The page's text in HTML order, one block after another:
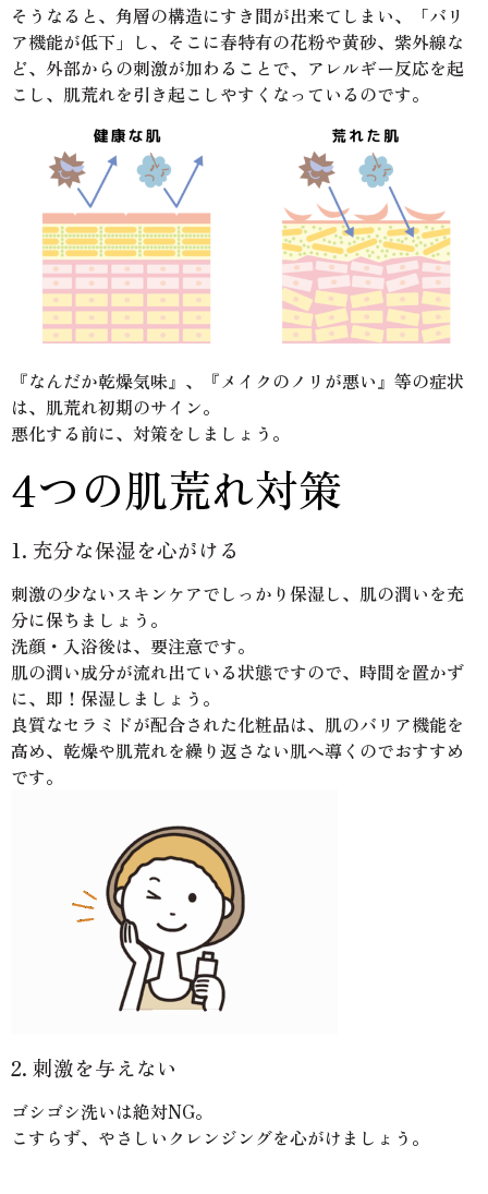
そうなると、角層の構造にすき間が出来てしまい、「バリ
ア機能が低下」し、そこに春特有の花粉や黄砂、紫外線な
ど、外部からの刺激が加わることで、アレルギー反応を起
こし、肌荒れを引き起こしやすくなっているのです。
『なんだか乾燥気味』、『メイクのノリが悪い』等の症状
は、肌荒れ初期のサイン。
悪化する前に、対策をしましょう。
4つの肌荒れ対策
1. 充分な保湿を心がける
刺激の少ないスキンケアでしっかり保湿し、肌の潤いを充
分に保ちましょう。
洗顔・入浴後は、要注意です。
肌の潤い成分が流れ出ている状態ですので、時間を置かず
に、即！保湿しましょう。
良質なセラミドが配合された化粧品は、肌のバリア機能を
高め、乾燥や肌荒れを繰り返さない肌へ導くのでおすすめ
です。
2. 刺激を与えない
ゴシゴシ洗いは絶対NG。
こすらず、やさしいクレンジングを心がけましょう。